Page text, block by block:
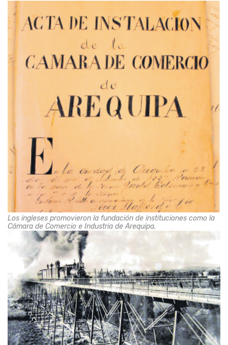
Los ingleses promovieron la fundación de instituciones como la
Cámara de Comercio e Industria de Arequipa.